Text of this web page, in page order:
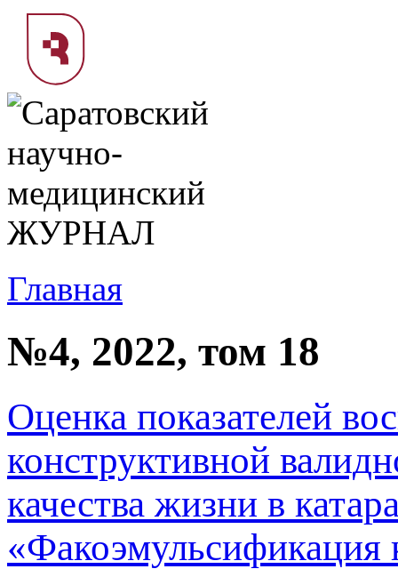
Главная
№4, 2022, том 18
Оценка показателей
конструктивной
качества жизни в